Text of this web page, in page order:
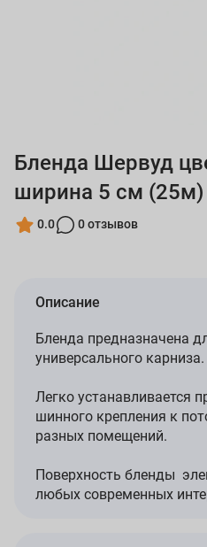
Бленда Шервуд
ширина 5 см (25м)
0.0 0 отзывов
Описание
Бленда предназначена
универсального карниза.
Легко устанавливается
шинного крепления к
разных помещений.
Поверхность бленды
любых современных